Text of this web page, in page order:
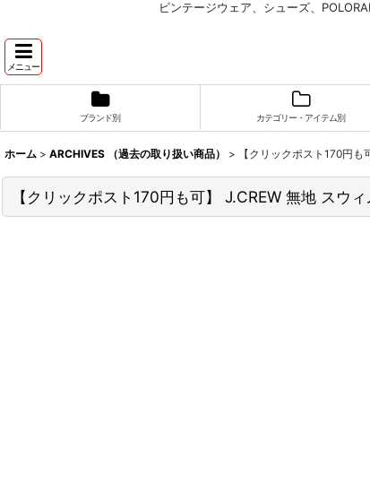
ビンテージウェア、シューズ、
メニュー
ブランド別 カテゴリー・アイテム別
ホーム > ARCHIVES （過去の取り扱い商品） > 【クリックポスト170円
【クリックポスト170円も可】 J.CREW 無地 ス